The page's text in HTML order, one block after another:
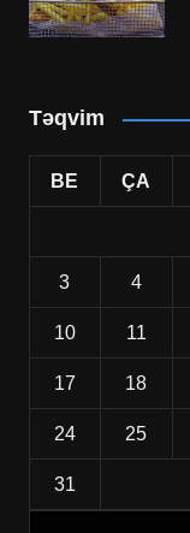
Təqvim
BE ÇA
3 4
10 11
17 18
24 25
31